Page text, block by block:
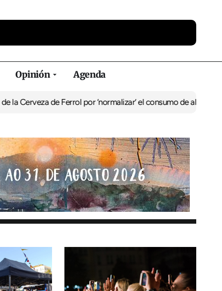
Opinión Agenda
Ferrol por ‘normalizar’ el consumo de alcoholDe Perlío a